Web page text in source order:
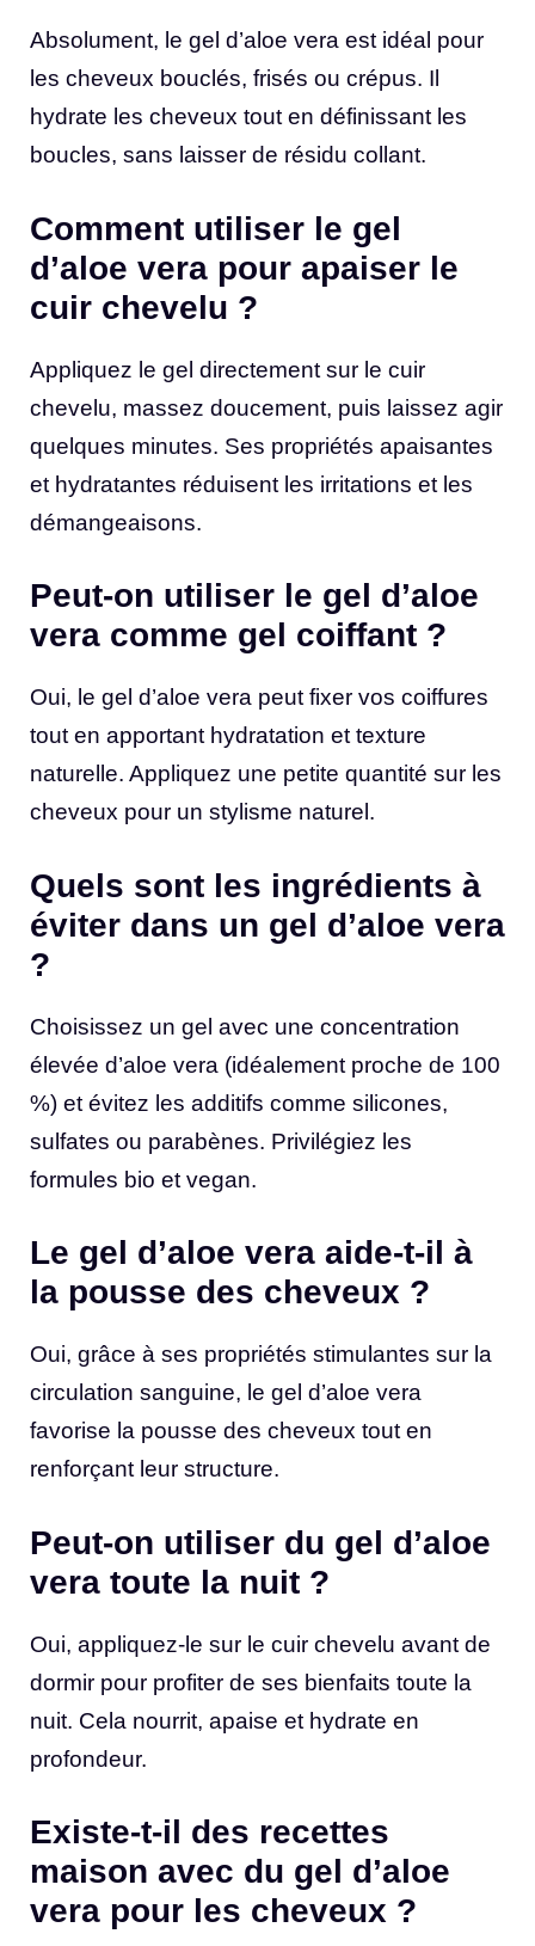
Absolument, le gel d’aloe vera est idéal pour
les cheveux bouclés, frisés ou crépus. Il
hydrate les cheveux tout en définissant les
boucles, sans laisser de résidu collant.
Comment utiliser le gel
d’aloe vera pour apaiser le
cuir chevelu ?
Appliquez le gel directement sur le cuir
chevelu, massez doucement, puis laissez agir
quelques minutes. Ses propriétés apaisantes
et hydratantes réduisent les irritations et les
démangeaisons.
Peut-on utiliser le gel d’aloe
vera comme gel coiffant ?
Oui, le gel d’aloe vera peut fixer vos coiffures
tout en apportant hydratation et texture
naturelle. Appliquez une petite quantité sur les
cheveux pour un stylisme naturel.
Quels sont les ingrédients à
éviter dans un gel d’aloe vera
?
Choisissez un gel avec une concentration
élevée d’aloe vera (idéalement proche de 100
%) et évitez les additifs comme silicones,
sulfates ou parabènes. Privilégiez les
formules bio et vegan.
Le gel d’aloe vera aide-t-il à
la pousse des cheveux ?
Oui, grâce à ses propriétés stimulantes sur la
circulation sanguine, le gel d’aloe vera
favorise la pousse des cheveux tout en
renforçant leur structure.
Peut-on utiliser du gel d’aloe
vera toute la nuit ?
Oui, appliquez-le sur le cuir chevelu avant de
dormir pour profiter de ses bienfaits toute la
nuit. Cela nourrit, apaise et hydrate en
profondeur.
Existe-t-il des recettes
maison avec du gel d’aloe
vera pour les cheveux ?